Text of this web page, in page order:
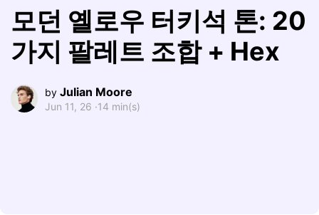
모던 옐로우 터키석 톤: 20
가지 팔레트 조합 + Hex
by Julian Moore
Jun 11, 26 ·14 min(s)